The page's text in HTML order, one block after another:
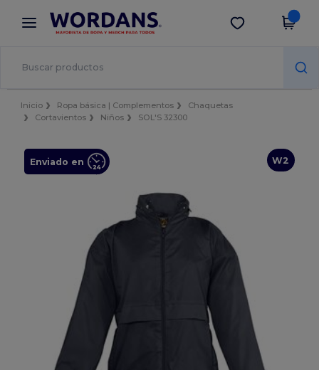
× App de Wordans
¡Mejores precios en app!
Descargar app
Inicio Ropa básica | Complementos
Chaquetas
Cortavientos
Niños SOL'S 32300
W2
Enviado en